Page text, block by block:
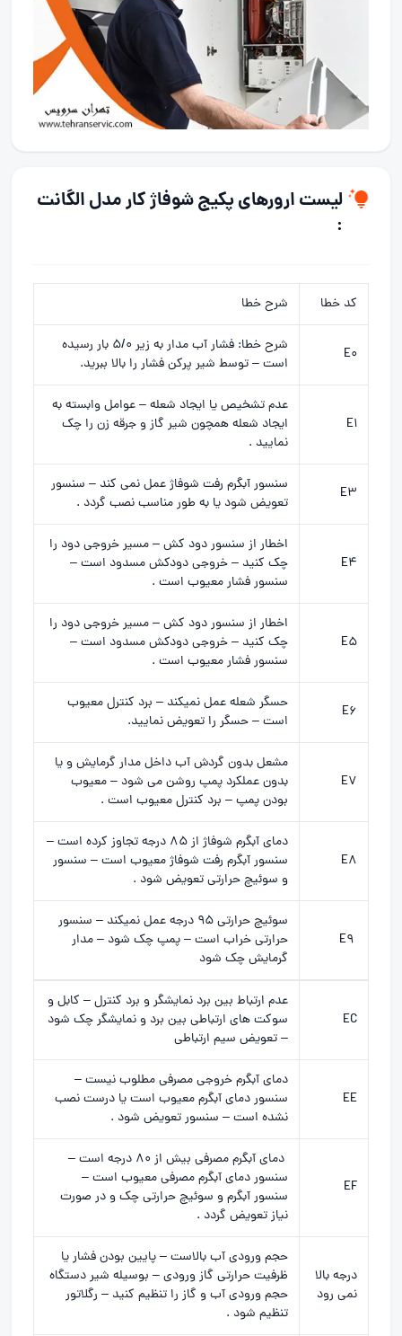
لیست ارورهای پکیج شوفاژ کار مدل الگانت
:
کد خطا شرح خطا
E0
شرح خطا: فشار آب مدار به زیر 5/0 بار رسیده
است – توسط شیر پرکن فشار را بالا ببرید.
E1
عدم تشخیص یا ایجاد شعله – عوامل وابسته به
ایجاد شعله همچون شیر گاز و جرقه زن را چک
نمایید .
E3
سنسور آبگرم رفت شوفاژ عمل نمی کند – سنسور
تعویض شود یا به طور مناسب نصب گردد .
E4
اخطار از سنسور دود کش – مسیر خروجی دود را
چک کنید – خروجی دودکش مسدود است –
سنسور فشار معیوب است .
E5
اخطار از سنسور دود کش – مسیر خروجی دود را
چک کنید – خروجی دودکش مسدود است –
سنسور فشار معیوب است .
E6
حسگر شعله عمل نمیکند – برد کنترل معیوب
است – حسگر را تعویض نمایید.
E7
مشعل بدون گردش آب داخل مدار گرمایش و یا
بدون عملکرد پمپ روشن می شود – معیوب
بودن پمپ – برد کنترل معیوب است .
E8
دمای آبگرم شوفاژ از 85 درجه تجاوز کرده است –
سنسور آبگرم رفت شوفاژ معیوب است – سنسور
و سوئیچ حرارتی تعویض شود .
سوئیچ حرارتی 95 درجه عمل نمیکند – سنسور
حرارتی خراب است – پمپ چک شود – مدار
گرمایش چک شود
EC
عدم ارتباط بین برد نمایشگر و برد کنترل – کابل و
سوکت های ارتباطی بین برد و نمایشگر چک شود
– تعویض سیم ارتباطی
EE
دمای آبگرم خروجی مصرفی مطلوب نیست –
سنسور دمای آبگرم معیوب است یا درست نصب
نشده است – سنسور تعویض شود .
EF
دمای آبگرم مصرفی بیش از 80 درجه است –
سنسور دمای آبگرم مصرفی معیوب است –
سنسور آبگرم و سوئیچ حرارتی چک و در صورت
نیاز تعویض گردد .
درجه بالا
نمی رود
حجم ورودی آب بالاست – پایین بودن فشار یا
ظرفیت حرارتی گاز ورودی – بوسیله شیر دستگاه
حجم ورودی آب و گاز را تنظیم کنید – رگلاتور
تنظیم شود .